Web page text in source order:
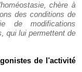
chère à
des conditions de
de modifications
qui lui permettent de
de l'activité